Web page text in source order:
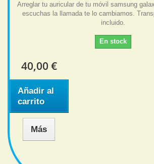
Arreglar tu auricular de tu móvil samsung
escuchas la llamada te lo cambiamos.
incluido.
En stock
40,00 €
Añadir al
carrito
Más